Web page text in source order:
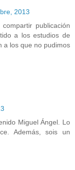
2013
publicación
a los estudios de
a los que no pudimos
Miguel Ángel. Lo
Además, sois un